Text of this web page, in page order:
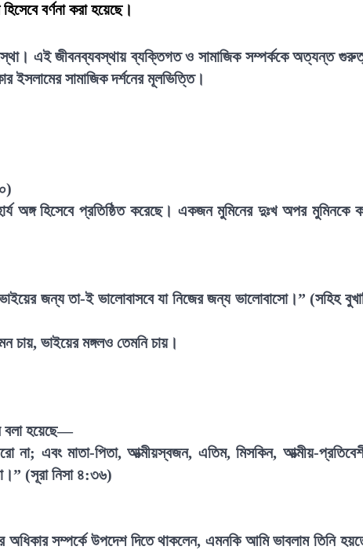
বর্ণনা করা হয়েছে।
এই জীবনব্যবস্থায় ব্যক্তিগত ও সামাজিক সম্পর্ককে অত্যন্ত
ইসলামের সামাজিক দর্শনের মূলভিত্তি।
অঙ্গ হিসেবে প্রতিষ্ঠিত করেছে। একজন মুমিনের দুঃখ অপর মুমিনকে
জন্য তা-ই ভালোবাসবে যা নিজের জন্য ভালোবাসো।” (সহিহ
চায়, ভাইয়ের মঙ্গলও তেমনি চায়।
বলা হয়েছে—
এবং মাতা-পিতা, আত্মীয়স্বজন, এতিম, মিসকিন, আত্মীয়-
(সূরা নিসা ৪:৩৬)
অধিকার সম্পর্কে উপদেশ দিতে থাকলেন, এমনকি আমি ভাবলাম তিনি